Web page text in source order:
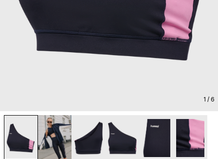
1 / 6